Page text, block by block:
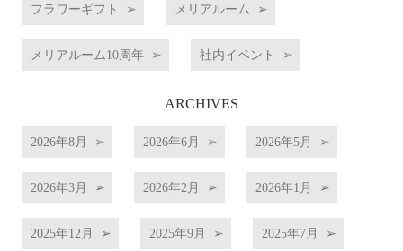
フラワーギフト メリアルーム
メリアルーム10周年 社内イベント
ARCHIVES
2026年8月 2026年6月 2026年5月
2026年3月 2026年2月 2026年1月
2025年12月 2025年9月 2025年7月